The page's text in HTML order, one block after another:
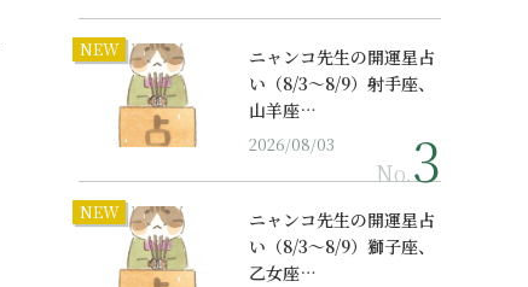
NEW
ニャンコ先生の開運星占
い（8/3～8/9）射手座、
山羊座…
2026/08/03
No.
NEW
ニャンコ先生の開運星占
い（8/3～8/9）獅子座、
乙女座…